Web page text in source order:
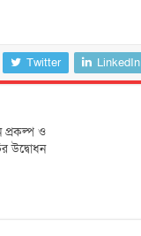
Twitter LinkedIn
প্রকল্প ও
উদ্বোধন